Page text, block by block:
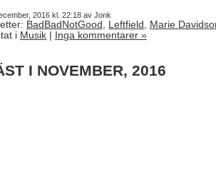
2016 kl. 22:18 av Jonk
BadBadNotGood , Leftfield , Marie
i Musik Inga kommentarer »
I NOVEMBER, 2016